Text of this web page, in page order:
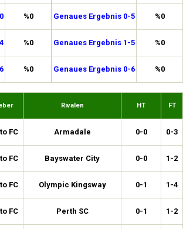
%0
%0
%0
Genaues Ergebnis 0-5 %0
Genaues Ergebnis 1-5 %0
Genaues Ergebnis 0-6 %0
Rivalen HT FT
FC Armadale 0-0 0-3
FC Bayswater City 0-0 1-2
FC Olympic Kingsway 0-1 1-4
FC Perth SC 0-1 1-2